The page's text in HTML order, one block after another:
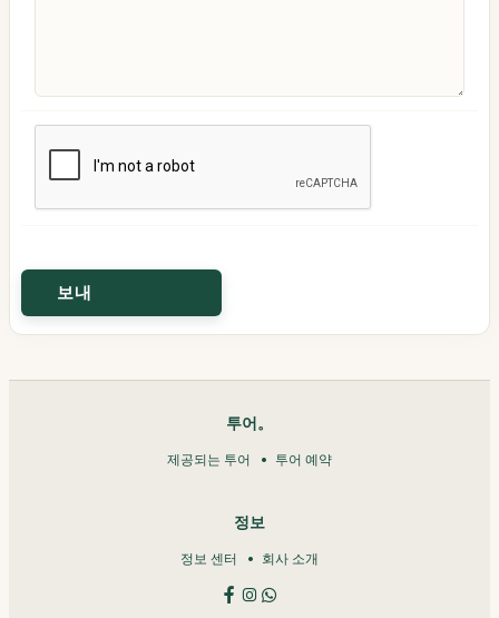
투어。
제공되는 투어 투어 예약
정보
정보 센터 회사 소개